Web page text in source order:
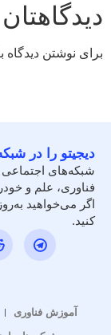
برای نوشتن دیدگاه
دیجیتو را در
شبکه‌های اجتماعی
فناوری، علم و
اگر می‌خواهید
کنید.
آموزش فناوری